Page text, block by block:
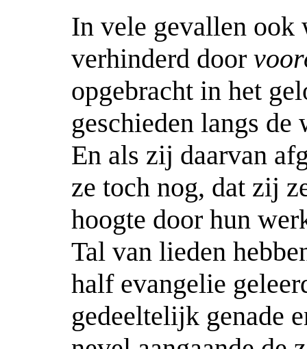
In vele gevallen ook
verhinderd door
opgebracht in het
geschieden langs de
En als zij daarvan
ze toch nog, dat zij
hoogte door hun
Tal van lieden
half evangelie
gedeeltelijk genade